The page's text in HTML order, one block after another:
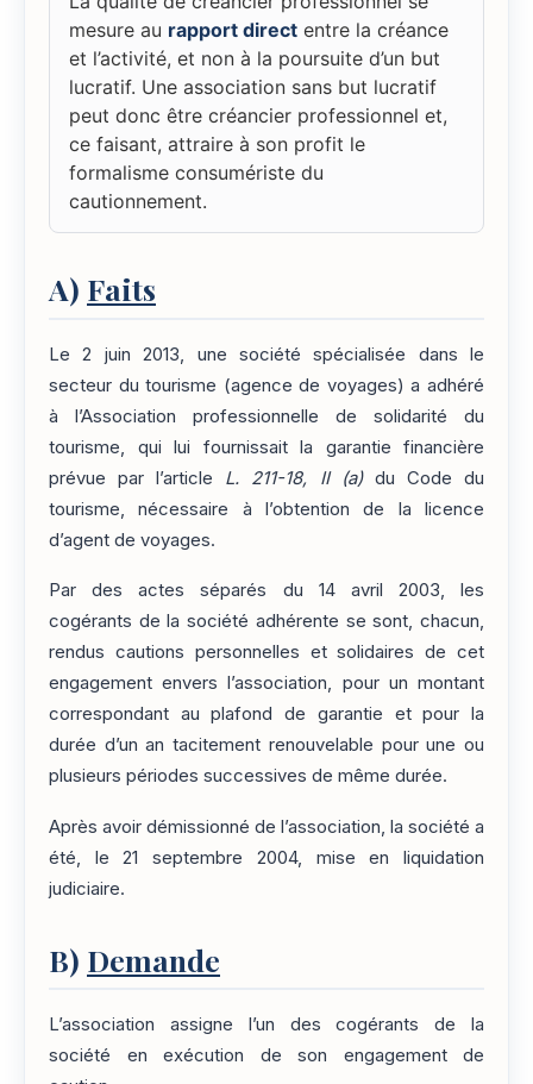
mesure au rapport direct entre la créance
et l’activité, et non à la poursuite d’un but
lucratif. Une association sans but lucratif
peut donc être créancier professionnel et,
ce faisant, attraire à son profit le
formalisme consumériste du
cautionnement.
A) Faits
Le 2 juin 2013, une société spécialisée dans le
secteur du tourisme (agence de voyages) a adhéré
à l’Association professionnelle de solidarité du
tourisme, qui lui fournissait la garantie financière
prévue par l’article L. 211-18, II (a)du Code du
tourisme, nécessaire à l’obtention de la licence
d’agent de voyages.
Par des actes séparés du 14 avril 2003, les
cogérants de la société adhérente se sont, chacun,
rendus cautions personnelles et solidaires de cet
engagement envers l’association, pour un montant
correspondant au plafond de garantie et pour la
durée d’un an tacitement renouvelable pour une ou
plusieurs périodes successives de même durée.
Après avoir démissionné de l’association, la société a
été, le 21 septembre 2004, mise en liquidation
judiciaire.
B) Demande
L’association assigne l’un des cogérants de la
société en exécution de son engagement de